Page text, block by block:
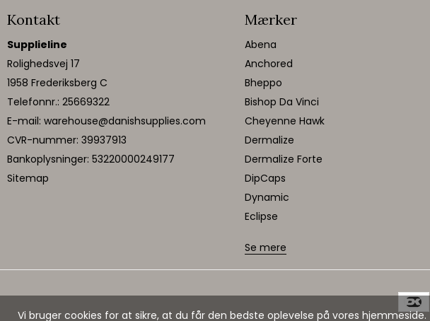
Vi bruger cookies for at sikre, at du får den bedste oplevelse på vores hjemmeside.
Kontakt
Supplieline
Rolighedsvej 17
1958 Frederiksberg C
Telefonnr.: 25669322
E-mail: warehouse@danishsupplies.com
CVR-nummer: 39937913
Bankoplysninger: 53220000249177
Sitemap
Mærker
Abena
Anchored
Bheppo
Bishop Da Vinci
Cheyenne Hawk
Dermalize
Dermalize Forte
DipCaps
Dynamic
Eclipse
Se mere